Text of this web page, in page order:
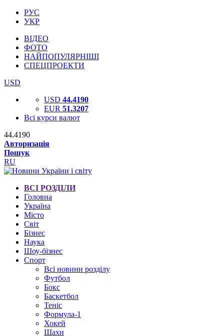
РУС
УКР
ВІДЕО
ФОТО
НАЙПОПУЛЯРНІШІ
СПЕЦПРОЕКТИ
USD
USD 44.4190
EUR 51.3207
Всі курси валют
44.4190
Авторизація
Пошук
RU
ВСІ РОЗДІЛИ
Головна
Україна
Місто
Світ
Бізнес
Наука
Шоу-бізнес
Спорт
Всі новини розділу
Футбол
Бокс
Баскетбол
Теніс
Формула-1
Хокей
Шахи